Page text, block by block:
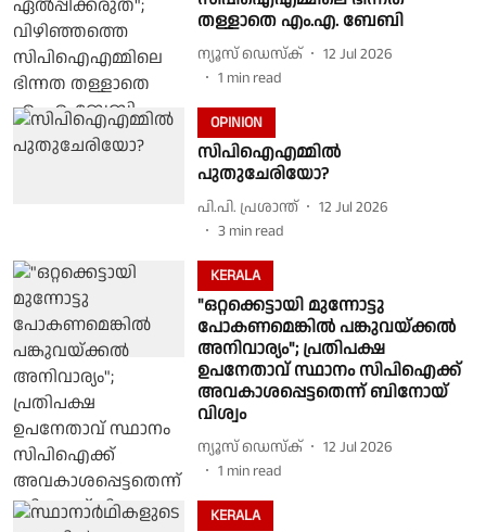
തള്ളാതെ എം.എ. ബേബി
ന്യൂസ് ഡെസ്ക്
12 Jul 2026
1 min read
OPINION
സിപിഐഎമ്മില്‍
പുതുചേരിയോ?
പി.പി. പ്രശാന്ത്
12 Jul 2026
3 min read
KERALA
"ഒറ്റക്കെട്ടായി മുന്നോട്ടു
പോകണമെങ്കിൽ പങ്കുവയ്ക്കൽ
അനിവാര്യം"; പ്രതിപക്ഷ
ഉപനേതാവ് സ്ഥാനം സിപിഐക്ക്
അവകാശപ്പെട്ടതെന്ന് ബിനോയ്
വിശ്വം
ന്യൂസ് ഡെസ്ക്
12 Jul 2026
1 min read
KERALA